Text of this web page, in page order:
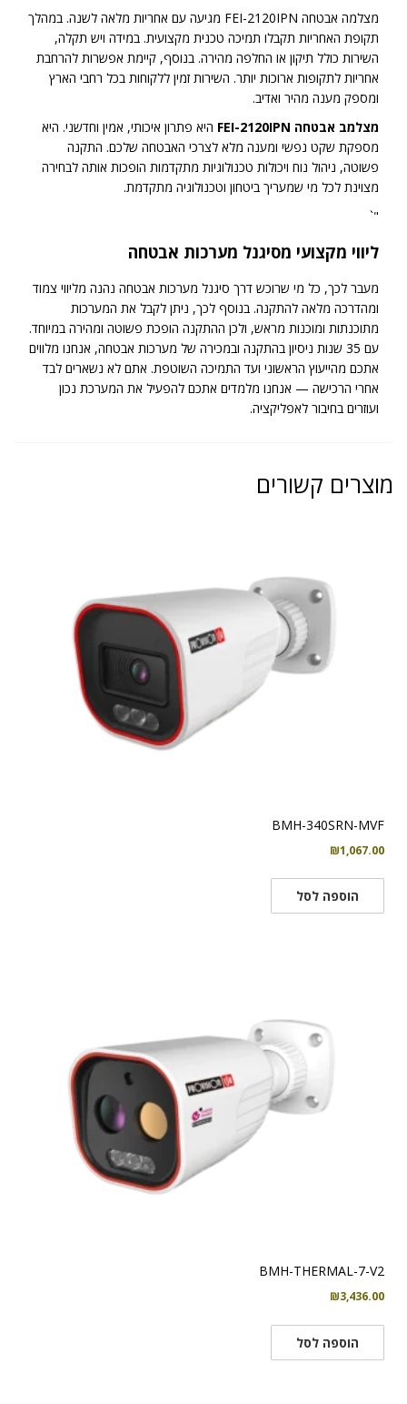
מצלמה אבטחה FEI-2120IPN מגיעה עם אחריות מלאה לשנה. במהלך
תקופת האחריות תקבלו תמיכה טכנית מקצועית. במידה ויש תקלה,
השירות כולל תיקון או החלפה מהירה. בנוסף, קיימת אפשרות להרחבת
אחריות לתקופות ארוכות יותר. השירות זמין ללקוחות בכל רחבי הארץ
ומספק מענה מהיר ואדיב.
מצלמב אבטחה FEI-2120IPN
היא פתרון איכותי, אמין וחדשני. היא
מספקת שקט נפשי ומענה מלא לצרכי האבטחה שלכם. התקנה
פשוטה, ניהול נוח ויכולות טכנולוגיות מתקדמות הופכות אותה לבחירה
מצוינת לכל מי שמעריך ביטחון וטכנולוגיה מתקדמת.
"`
ליווי מקצועי מסיגנל מערכות אבטחה
מעבר לכך, כל מי שרוכש דרך סיגנל מערכות אבטחה נהנה מליווי צמוד
ומהדרכה מלאה להתקנה. בנוסף לכך, ניתן לקבל את המערכות
מתוכנתות ומוכנות מראש, ולכן ההתקנה הופכת פשוטה ומהירה במיוחד.
עם 35 שנות ניסיון בהתקנה ובמכירה של מערכות אבטחה, אנחנו מלווים
אתכם מהייעוץ הראשוני ועד התמיכה השוטפת. אתם לא נשארים לבד
אחרי הרכישה — אנחנו מלמדים אתכם להפעיל את המערכת נכון
ועוזרים בחיבור לאפליקציה.
מוצרים קשורים
BMH-340SRN-MVF
₪1,067.00
הוספה לסל
BMH-THERMAL-7-V2
₪3,436.00
הוספה לסל